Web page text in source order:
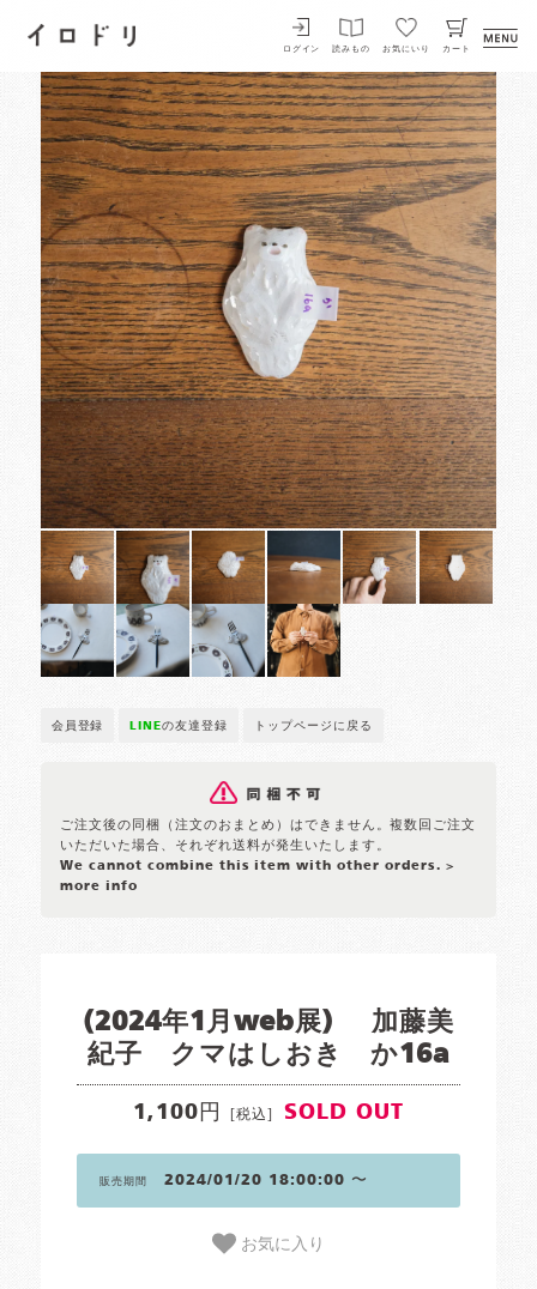
イロドリ
ログイン 読みもの お気にいり カート
会員登録 LINEの友達登録 トップページに戻る
ご注文後の同梱（注文のおまとめ）はできません。複数回ご注文
いただいた場合、それぞれ送料が発生いたします。
We cannot combine this item with other orders. >
more info
(2024年1月web展) 加藤美
紀子 クマはしおき か16a
1,100円 [税込] SOLD OUT
販売期間 2024/01/20 18:00:00 〜
お気に入り